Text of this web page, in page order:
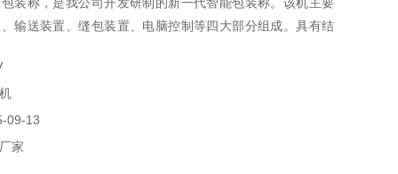
输送装置、缝包装置、电脑控制等四大部分组成。具有结
09-13
家